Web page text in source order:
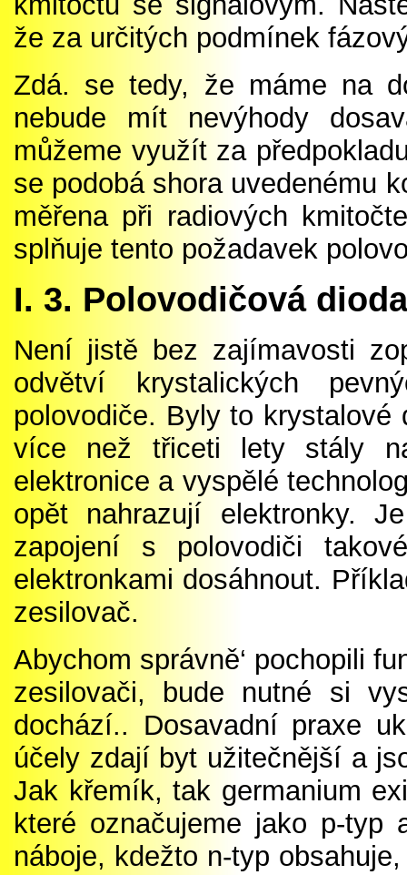
že za určitých podmínek
Zdá. se tedy, že máme na
nebude mít nevýhody
můžeme využít za
se podobá shora uvedenému
měřena při radiových
splňuje tento požadavek
I. 3. Polovodičová
Není jistě bez zajímavosti
odvětví krystalických
polovodiče. Byly to krystalové
více než třiceti lety stály
elektronice a vyspělé
opět nahrazují elektronky.
zapojení s polovodiči
elektronkami dosáhnout.
zesilovač.
Abychom správně‘ pochopili
zesilovači, bude nutné si
dochází.. Dosavadní praxe
účely zdají byt užitečnější a
Jak křemík, tak germanium
které označujeme jako p-typ
náboje, kdežto n-typ